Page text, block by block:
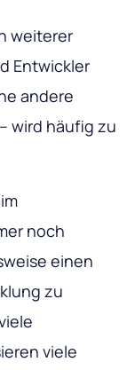
weiterer
Entwickler
andere
wird häufig zu
noch
einen
zu
viele